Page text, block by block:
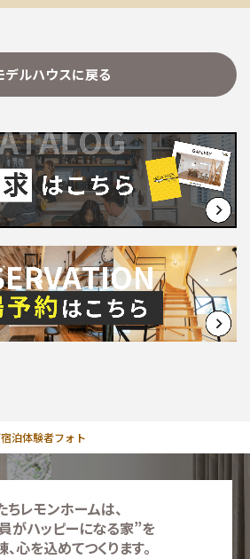
デルハウスに戻る
泊体験者フォト
ちレモンホームは、
がハッピーになる家”を
心を込めてつくります。